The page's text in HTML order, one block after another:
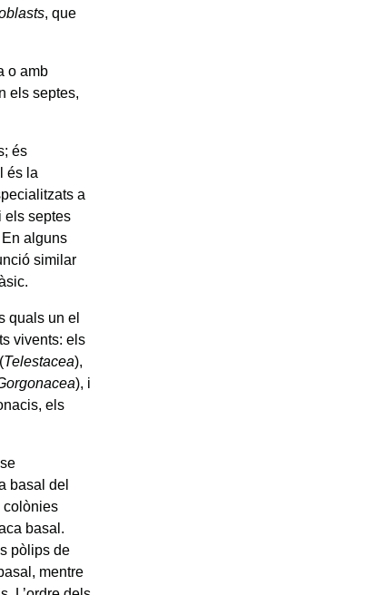
, que
o amb
els septes,
és
és la
a
els septes
alguns
similar
quals un el
vivents: els
Telestacea),
), i
els
basal del
colònies
basal.
pòlips de
mentre